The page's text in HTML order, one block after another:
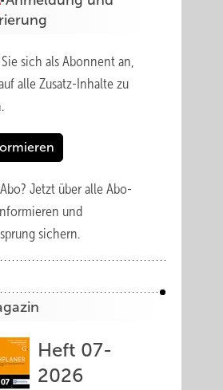
sich als Abonnent an,
alle Zusatz-Inhalte zu
Jetzt über alle Abo-
und
sichern.
Heft 07-
2026